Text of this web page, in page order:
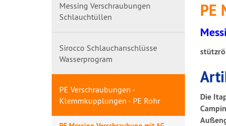
PE
Die
Messing Verschraubungen
Schlauchtüllen
Sirocco Schlauchanschlüsse
Wasserprogram
PE Verschraubungen -
Klemmkupplungen - PE Rohr